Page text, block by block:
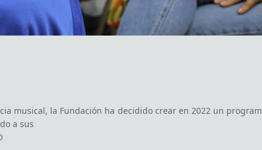
musical, la Fundación ha decidido crear en 2022 un programa
a sus
certificados por El Sistema.
Board of the Royal Schools of Music.